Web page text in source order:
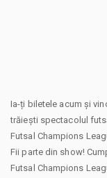
Ia-ți biletele acum și
trăiești spectacolul
Futsal Champions
Fii parte din show!
Futsal Champions